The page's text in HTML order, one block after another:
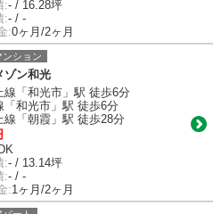
:- / 16.28坪
:- / -
:0ヶ月/2ヶ月
ンション
ゾン和光
線「和光市」駅 徒歩6分
「和光市」駅 徒歩6分
線「朝霞」駅 徒歩28分
:- / 13.14坪
:- / -
:1ヶ月/2ヶ月